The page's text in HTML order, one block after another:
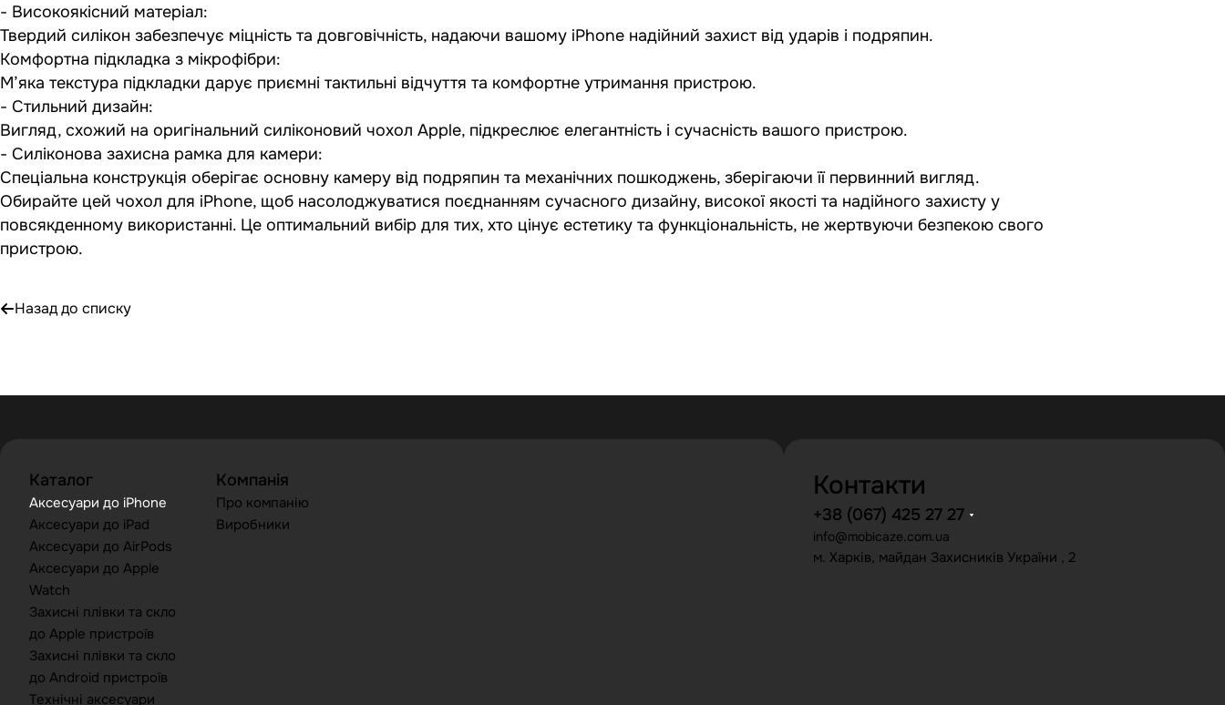
- Високоякісний матеріал:
Твердий силікон забезпечує міцність та довговічність, надаючи вашому iPhone надійний захист від ударів і подряпин.
Комфортна підкладка з мікрофібри:
М’яка текстура підкладки дарує приємні тактильні відчуття та комфортне утримання пристрою.
- Стильний дизайн:
Вигляд, схожий на оригінальний силіконовий чохол Apple, підкреслює елегантність і сучасність вашого пристрою.
- Силіконова захисна рамка для камери:
Спеціальна конструкція оберігає основну камеру від подряпин та механічних пошкоджень, зберігаючи її первинний вигляд.
Обирайте цей чохол для iPhone, щоб насолоджуватися поєднанням сучасного дизайну, високої якості та надійного захисту у
повсякденному використанні. Це оптимальний вибір для тих, хто цінує естетику та функціональність, не жертвуючи безпекою свого
пристрою.
Назад до списку
Каталог
Аксесуари до iPhone
Аксесуари до iPad
Аксесуари до AirPods
Аксесуари до Apple
Watch
Захисні плівки та скло
до Apple пристроїв
Захисні плівки та скло
до Android пристроїв
Технічні аксесуари
Компанія
Про компанію
Виробники
Контакти
+38 (067) 425 27 27
info@mobicaze.com.ua
м. Харків, майдан Захисників України , 2